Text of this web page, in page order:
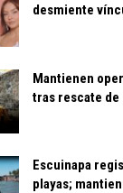
desmiente
Mantienen
tras rescate de
Escuinapa
playas;